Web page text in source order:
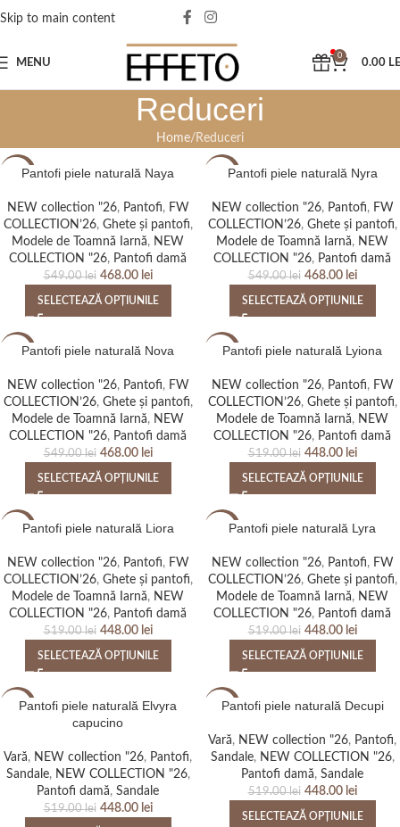
Skip to main content
MENU
0
0.00
Reduceri
Home Reduceri
-15%
NEW
Pantofi piele naturală Naya
NEW collection "26, Pantofi, FW
COLLECTION’26, Ghete și pantofi,
Modele de Toamnă Iarnă, NEW
COLLECTION "26, Pantofi damă
549.00lei 468.00 lei
SELECTEAZĂ OPȚIUNILE
-15%
NEW
Pantofi piele naturală Nyra
NEW collection "26, Pantofi, FW
COLLECTION’26, Ghete și pantofi,
Modele de Toamnă Iarnă, NEW
COLLECTION "26, Pantofi damă
549.00lei 468.00 lei
SELECTEAZĂ OPȚIUNILE
-15%
NEW
Pantofi piele naturală Nova
NEW collection "26, Pantofi, FW
COLLECTION’26, Ghete și pantofi,
Modele de Toamnă Iarnă, NEW
COLLECTION "26, Pantofi damă
549.00lei 468.00 lei
SELECTEAZĂ OPȚIUNILE
-14%
NEW
Pantofi piele naturală Lyiona
NEW collection "26, Pantofi, FW
COLLECTION’26, Ghete și pantofi,
Modele de Toamnă Iarnă, NEW
COLLECTION "26, Pantofi damă
519.00lei 448.00 lei
SELECTEAZĂ OPȚIUNILE
-14%
NEW
Pantofi piele naturală Liora
NEW collection "26, Pantofi, FW
COLLECTION’26, Ghete și pantofi,
Modele de Toamnă Iarnă, NEW
COLLECTION "26, Pantofi damă
519.00lei 448.00 lei
SELECTEAZĂ OPȚIUNILE
-14%
NEW
Pantofi piele naturală Lyra
NEW collection "26, Pantofi, FW
COLLECTION’26, Ghete și pantofi,
Modele de Toamnă Iarnă, NEW
COLLECTION "26, Pantofi damă
519.00lei 448.00 lei
SELECTEAZĂ OPȚIUNILE
-14%Pantofi piele naturală Elvyra
capucino
Vară, NEW collection "26, Pantofi,
Sandale, NEW COLLECTION "26,
Pantofi damă, Sandale
519.00lei 448.00 lei
-14%
NEW
Pantofi piele naturală Decupi
Vară, NEW collection "26, Pantofi,
Sandale, NEW COLLECTION "26,
Pantofi damă, Sandale
519.00lei 448.00 lei
SELECTEAZĂ OPȚIUNILE